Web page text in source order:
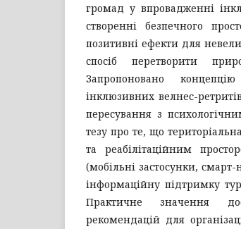
громад у впровадженні
створенні безпечного
позитивні ефекти для
спосіб перетворити
Запропоновано
інклюзивних велнес-
пересування з
тезу про те, що
та реабілітаційним
(мобільні застосунки, смарт-
інформаційну підтримку
Практичне значення
рекомендацій для